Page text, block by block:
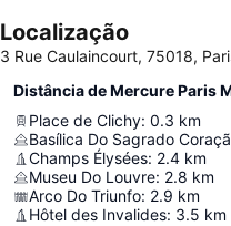
Localização
3 Rue Caulaincourt, 75018,
Distância de Mercure Paris
Place de Clichy: 0.3 km
Basílica Do Sagrado
Champs Élysées: 2.4 km
Museu Do Louvre: 2.8 km
Arco Do Triunfo: 2.9 km
Hôtel des Invalides: 3.5 km